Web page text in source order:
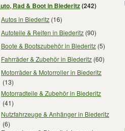
Rad & Boot in Biederitz(242)
Autos in Biederitz (16)
Autoteile & Reifen in Biederitz (90)
Boote & Bootszubehör in Biederitz (5)
Fahrräder & Zubehör in Biederitz (60)
Motorräder & Motorroller in Biederitz
(13)
Motorradteile & Zubehör in Biederitz
(41)
Nutzfahrzeuge & Anhänger in Biederitz
(6)